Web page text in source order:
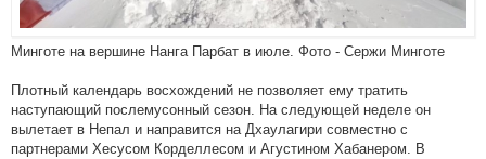
Минготе на вершине Нанга Парбат в июле. Фото - Сержи Минготе
Плотный календарь восхождений не позволяет ему тратить
наступающий послемусонный сезон. На следующей неделе он
вылетает в Непал и направится на Дхаулагири совместно с
партнерами Хесусом Корделлесом и Агустином Хабанером. В